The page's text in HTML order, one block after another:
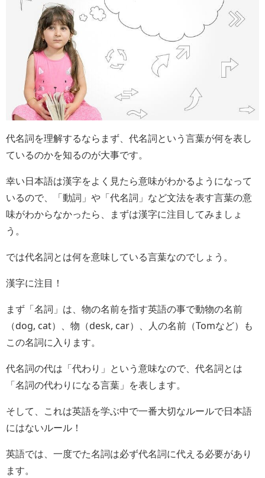
代名詞を理解するならまず、代名詞という言葉が何を表し
ているのかを知るのが大事です。
幸い日本語は漢字をよく見たら意味がわかるようになって
いるので、「動詞」や「代名詞」など文法を表す言葉の意
味がわからなかったら、まずは漢字に注目してみましょ
う。
では代名詞とは何を意味している言葉なのでしょう。
漢字に注目！
まず「名詞」は、物の名前を指す英語の事で動物の名前
（dog, cat）、物（desk, car）、人の名前（Tomなど）も
この名詞に入ります。
代名詞の代は「代わり」という意味なので、代名詞とは
「名詞の代わりになる言葉」を表します。
そして、これは英語を学ぶ中で一番大切なルールで日本語
にはないルール！
英語では、一度でた名詞は必ず代名詞に代える必要があり
ます。